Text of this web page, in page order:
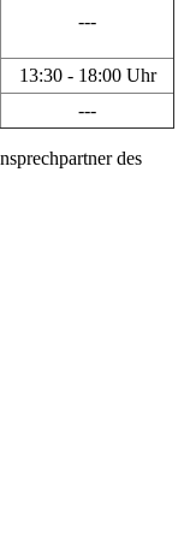
---
13:30 - 18:00 Uhr
---
des